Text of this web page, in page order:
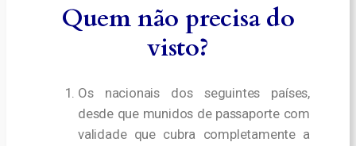
Quem não precisa do
visto?
Os nacionais dos seguintes países,
desde que munidos de passaporte com
validade que cubra completamente a